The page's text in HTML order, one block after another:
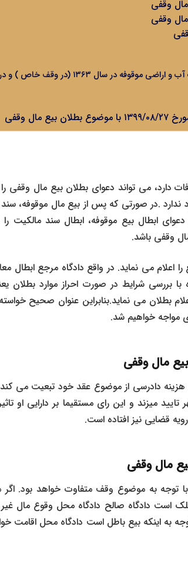
وقفی
وقفی
دارد، می تواند دعوای بطلان بیع مال وقفی
.در صورتی که پس از بیع مال موقوفه، سند
ابطال بیع موقوفه، ابطال سند مالکیت را
وقفی باشد.
اعلام می نماید. در واقع دادگاه مرجع ابطال
بررسی شرایط در صورت احراز موارد بطلان
بطلان می نماید.بنابراین عنوان صحیح
مواجه خواهیم شد.
مال وقفی
دادرسی از موضوع عقد خود تبعیت می
میزند و این رای مستقیما بر دارایی او
قضایی نیز افتاده است.
مال وقفی
با توجه به موضوع وقف متفاوت خواهد بود.
است دادگاه صالح دادگاه محل وقوع مال
به اینکه بیع باطل است دادگاه محل اقامت